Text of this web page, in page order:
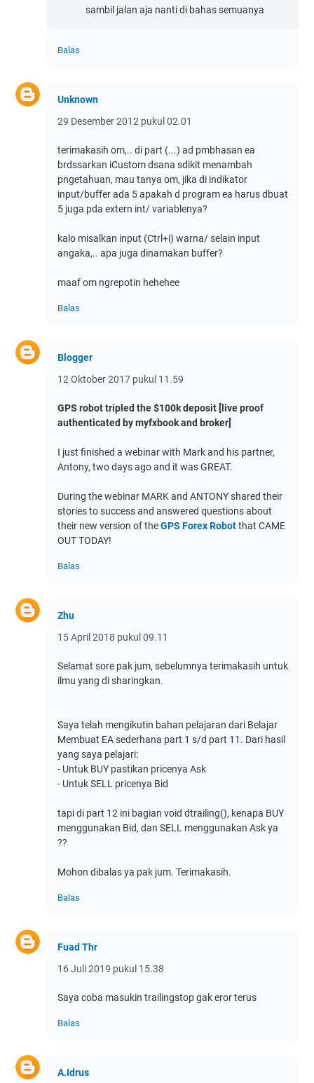
sambil jalan aja nanti di bahas semuanya
Balas
Unknown
29 Desember 2012 pukul 02.01
terimakasih om,.. di part (...) ad pmbhasan ea
brdssarkan iCustom dsana sdikit menambah
pngetahuan, mau tanya om, jika di indikator
input/buffer ada 5 apakah d program ea harus dbuat
5 juga pda extern int/ variablenya?
kalo misalkan input (Ctrl+i) warna/ selain input
angaka,.. apa juga dinamakan buffer?
maaf om ngrepotin hehehee
Balas
Blogger
12 Oktober 2017 pukul 11.59
GPS robot tripled the $100k deposit [live proof
authenticated by myfxbook and broker]
I just finished a webinar with Mark and his partner,
Antony, two days ago and it was GREAT.
During the webinar MARK and ANTONY shared their
stories to success and answered questions about
their new version of theGPS Forex Robotthat CAME
OUT TODAY!
Balas
Zhu
15 April 2018 pukul 09.11
Selamat sore pak jum, sebelumnya terimakasih untuk
ilmu yang di sharingkan.
Saya telah mengikutin bahan pelajaran dari Belajar
Membuat EA sederhana part 1 s/d part 11. Dari hasil
yang saya pelajari:
- Untuk BUY pastikan pricenya Ask
- Untuk SELL pricenya Bid
tapi di part 12 ini bagian void dtrailing(), kenapa BUY
menggunakan Bid, dan SELL menggunakan Ask ya
??
Mohon dibalas ya pak jum. Terimakasih.
Balas
Fuad Thr
16 Juli 2019 pukul 15.38
Saya coba masukin trailingstop gak eror terus
Balas
A.Idrus